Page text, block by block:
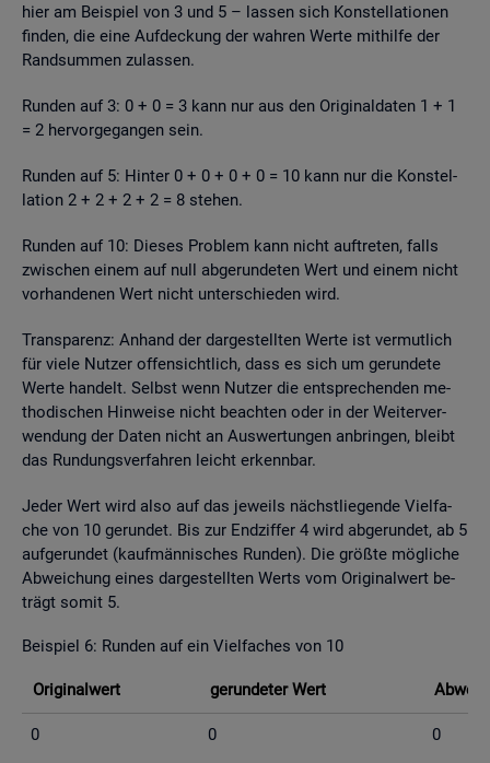
hier am Bei­spiel von 3 und 5 – las­sen sich Kon­stel­la­tio­nen
fin­den, die eine Auf­de­ckung der wah­ren Werte mit­hil­fe der
Rand­sum­men zu­las­sen.
Run­den auf 3: 0 + 0 = 3 kann nur aus den Ori­gi­nal­da­ten 1 + 1
= 2 her­vor­ge­gan­gen sein.
Run­den auf 5: Hin­ter 0 + 0 + 0 + 0 = 10 kann nur die Kon­stel­
la­ti­on 2 + 2 + 2 + 2 = 8 ste­hen.
Run­den auf 10: Die­ses Pro­blem kann nicht auf­tre­ten, falls
zwi­schen einem auf null ab­ge­run­de­ten Wert und einem nicht
vor­han­de­nen Wert nicht un­ter­schie­den wird.
Trans­pa­renz: An­hand der dar­ge­stell­ten Werte ist ver­mut­lich
für viele Nut­zer of­fen­sicht­lich, dass es sich um ge­run­de­te
Werte han­delt. Selbst wenn Nut­zer die ent­spre­chen­den me­
tho­di­schen Hin­wei­se nicht be­ach­ten oder in der Wei­ter­ver­
wen­dung der Daten nicht an Aus­wer­tun­gen an­brin­gen, bleibt
das Run­dungs­ver­fah­ren leicht er­kenn­bar.
Jeder Wert wird also auf das je­weils nächst­lie­gen­de Viel­fa­
che von 10 ge­run­det. Bis zur End­zif­fer 4 wird ab­ge­run­det, ab 5
auf­ge­run­det (kauf­män­ni­sches Run­den). Die grö­ß­te mög­li­che
Ab­wei­chung eines dar­ge­stell­ten Werts vom Ori­gi­nal­wert be­
trägt somit 5.
Bei­spiel 6: Run­den auf ein Viel­fa­ches von 10
Ori­gi­nal­wert ge­run­de­ter Wert
0 0 0